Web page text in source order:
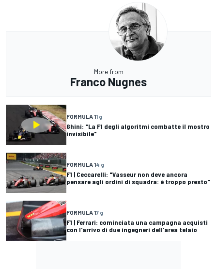
More from
Franco Nugnes
FORMULA 11 g
Ghini: "La F1 degli algoritmi combatte il mostro
invisibile"
FORMULA 14 g
F1 | Ceccarelli: "Vasseur non deve ancora
pensare agli ordini di squadra: è troppo presto"
FORMULA 17 g
F1 | Ferrari: cominciata una campagna acquisti
con l'arrivo di due ingegneri dell'area telaio